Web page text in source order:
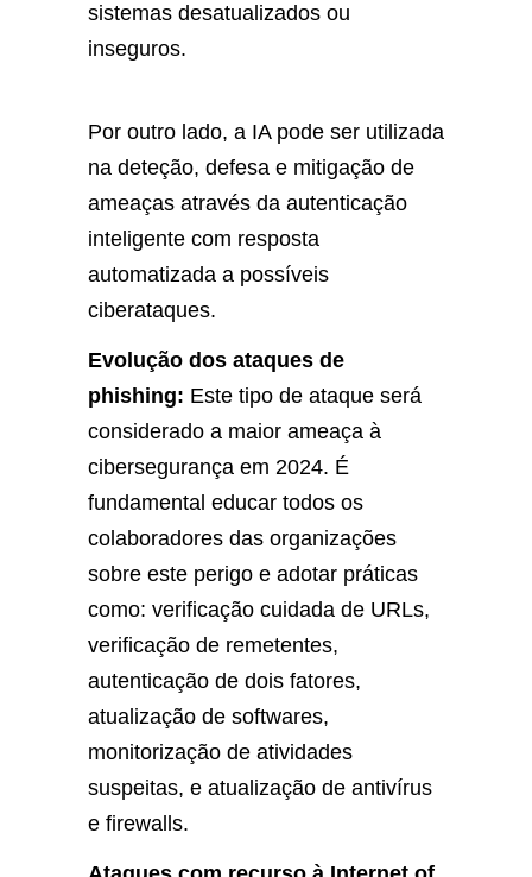
sistemas desatualizados ou
inseguros.
Por outro lado, a IA pode ser utilizada
na deteção, defesa e mitigação de
ameaças através da autenticação
inteligente com resposta
automatizada a possíveis
ciberataques.
Evolução dos ataques de
phishing: Este tipo de ataque será
considerado a maior ameaça à
cibersegurança em 2024. É
fundamental educar todos os
colaboradores das organizações
sobre este perigo e adotar práticas
como: verificação cuidada de URLs,
verificação de remetentes,
autenticação de dois fatores,
atualização de softwares,
monitorização de atividades
suspeitas, e atualização de antivírus
e firewalls.